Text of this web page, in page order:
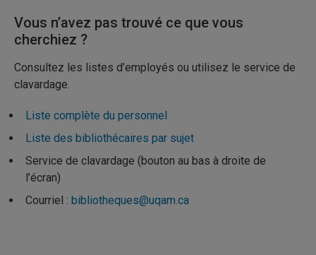
Vous n’avez pas trouvé ce que vous
cherchiez ?
Consultez les listes d’employés ou utilisez le service de
clavardage.
Liste complète du personnel
Liste des bibliothécaires par sujet
Service de clavardage (bouton au bas à droite de
l’écran)
Courriel : bibliotheques@uqam.ca